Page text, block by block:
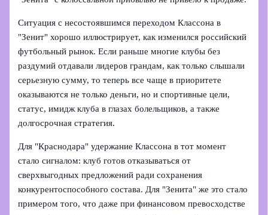
Ситуация с несостоявшимся переходом Классона в
"Зенит" хорошо иллюстрирует, как изменился российский
футбольный рынок. Если раньше многие клубы без
раздумий отдавали лидеров грандам, как только слышали
серьезную сумму, то теперь все чаще в приоритете
оказываются не только деньги, но и спортивные цели,
статус, имидж клуба в глазах болельщиков, а также
долгосрочная стратегия.
Для "Краснодара" удержание Классона в тот момент
стало сигналом: клуб готов отказываться от
сверхвыгодных предложений ради сохранения
конкурентоспособного состава. Для "Зенита" же это стало
примером того, что даже при финансовом превосходстве